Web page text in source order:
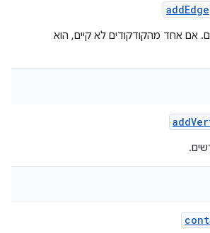
addEdge
אם אחד מהקודקודים לא קיים, הוא
add